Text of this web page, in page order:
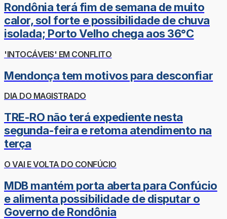
Rondônia terá fim de semana de muito
calor, sol forte e possibilidade de chuva
isolada; Porto Velho chega aos 36°C
'INTOCÁVEIS' EM CONFLITO
Mendonça tem motivos para desconfiar
DIA DO MAGISTRADO
TRE-RO não terá expediente nesta
segunda-feira e retoma atendimento na
terça
O VAI E VOLTA DO CONFÚCIO
MDB mantém porta aberta para Confúcio
e alimenta possibilidade de disputar o
Governo de Rondônia